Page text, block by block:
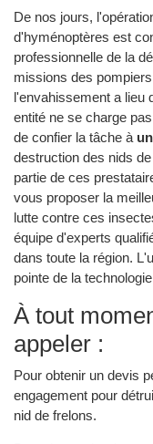
De nos jours,
d'hyménoptères est
professionnelle de la
missions des
l'envahissement a lieu
entité ne se charge
de confier la tâche à
destruction des nids
partie de ces
vous proposer la
lutte contre ces
équipe d'experts
dans toute la région.
pointe de la
À tout
appeler :
Pour obtenir un devis
engagement pour
nid de frelons.